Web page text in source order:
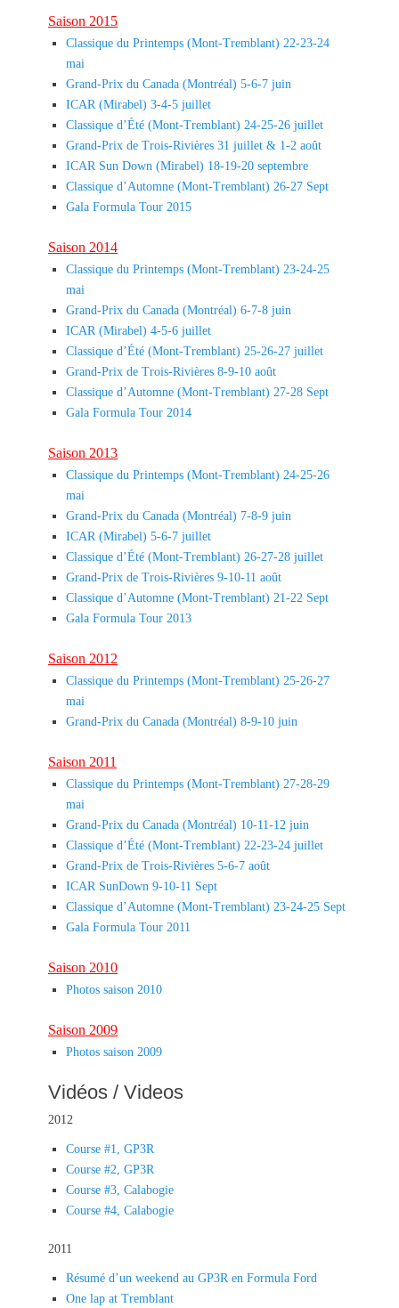
Saison 2015
Classique du Printemps (Mont-Tremblant) 22-23-24
mai
Grand-Prix du Canada (Montréal) 5-6-7 juin
ICAR (Mirabel) 3-4-5 juillet
Classique d’Été (Mont-Tremblant) 24-25-26 juillet
Grand-Prix de Trois-Rivières 31 juillet & 1-2 août
ICAR Sun Down (Mirabel) 18-19-20 septembre
Classique d’Automne (Mont-Tremblant) 26-27 Sept
Gala Formula Tour 2015
Saison 2014
Classique du Printemps (Mont-Tremblant) 23-24-25
mai
Grand-Prix du Canada (Montréal) 6-7-8 juin
ICAR (Mirabel) 4-5-6 juillet
Classique d’Été (Mont-Tremblant) 25-26-27 juillet
Grand-Prix de Trois-Rivières 8-9-10 août
Classique d’Automne (Mont-Tremblant) 27-28 Sept
Gala Formula Tour 2014
Saison 2013
Classique du Printemps (Mont-Tremblant) 24-25-26
mai
Grand-Prix du Canada (Montréal) 7-8-9 juin
ICAR (Mirabel) 5-6-7 juillet
Classique d’Été (Mont-Tremblant) 26-27-28 juillet
Grand-Prix de Trois-Rivières 9-10-11 août
Classique d’Automne (Mont-Tremblant) 21-22 Sept
Gala Formula Tour 2013
Saison 2012
Classique du Printemps (Mont-Tremblant) 25-26-27
mai
Grand-Prix du Canada (Montréal) 8-9-10 juin
Saison 2011
Classique du Printemps (Mont-Tremblant) 27-28-29
mai
Grand-Prix du Canada (Montréal) 10-11-12 juin
Classique d’Été (Mont-Tremblant) 22-23-24 juillet
Grand-Prix de Trois-Rivières 5-6-7 août
ICAR SunDown 9-10-11 Sept
Classique d’Automne (Mont-Tremblant) 23-24-25 Sept
Gala Formula Tour 2011
Saison 2010
Photos saison 2010
Saison 2009
Photos saison 2009
Vidéos / Videos
2012
Course #1, GP3R
Course #2, GP3R
Course #3, Calabogie
Course #4, Calabogie
2011
Résumé d’un weekend au GP3R en Formula Ford
One lap at Tremblant